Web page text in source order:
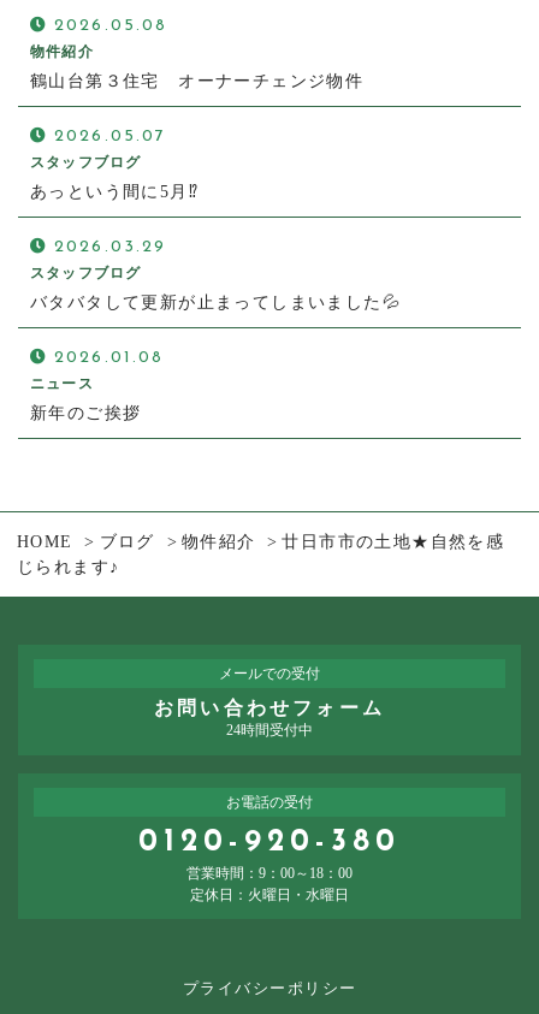
2026.05.08
物件紹介
鶴山台第３住宅 オーナーチェンジ物件
2026.05.07
スタッフブログ
あっという間に5月⁉
2026.03.29
スタッフブログ
バタバタして更新が止まってしまいました💦
2026.01.08
ニュース
新年のご挨拶
HOME ブログ 物件紹介
廿日市市の土地★自然を感
じられます♪
メールでの受付
お問い合わせフォーム
24時間受付中
お電話の受付
0120-920-380
営業時間：9：00～18：00
定休日：火曜日・水曜日
プライバシーポリシー